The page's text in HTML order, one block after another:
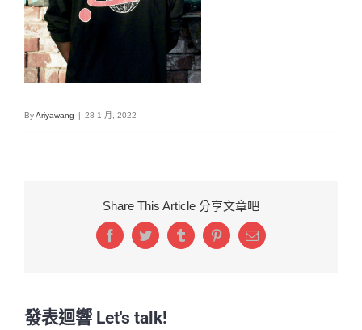
ByAriyawang | 28 1 月, 2022
Share This Article 分享文章吧
FacebookTwitterTumblrPinterestEmail:
發表迴響 Let's talk!